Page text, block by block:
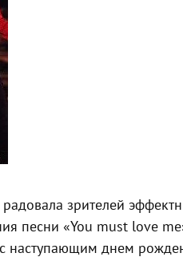
зрителей
песни «You must love
наступающим днем